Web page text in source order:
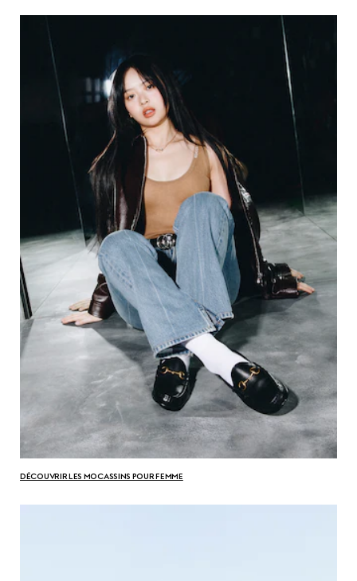
DÉCOUVRIR LES MOCASSINS POUR FEMME